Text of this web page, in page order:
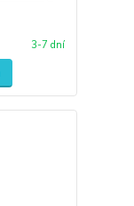
3-7 dní